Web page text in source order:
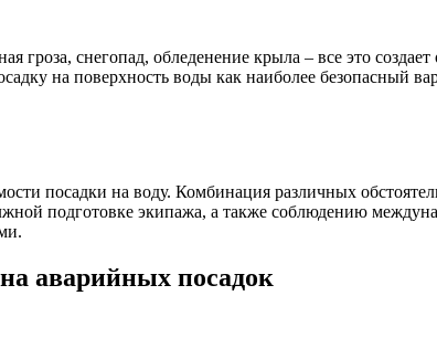
гроза, снегопад, обледенение крыла – все это
на поверхность воды как наиболее безопасный
посадки на воду. Комбинация различных
подготовке экипажа, а также соблюдению
аварийных посадок